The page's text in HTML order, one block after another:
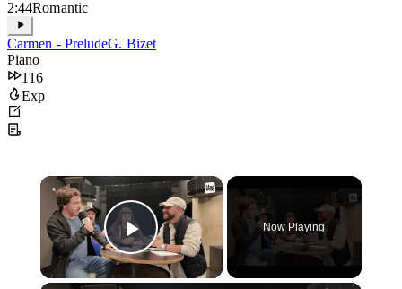
2:44Romantic
Carmen - Prelude
Piano
Now Playing